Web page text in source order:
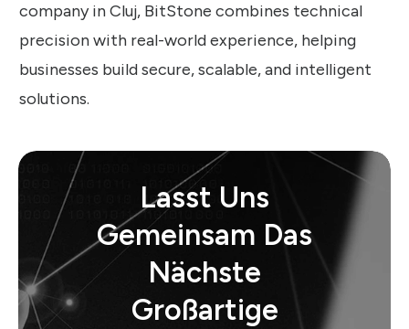
company in Cluj, BitStone combines technical
precision with real-world experience, helping
businesses build secure, scalable, and intelligent
solutions.
Lasst Uns
Gemeinsam Das
Nächste
Großartige